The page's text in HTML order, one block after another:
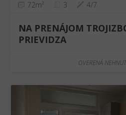
72m² 3 4/7
NA PRENÁJOM
PRIEVIDZA
OVERENÁ